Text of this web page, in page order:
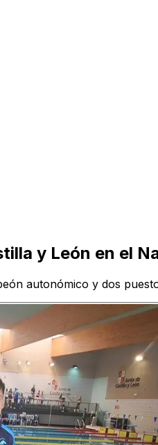
y León en el
autonómico y dos